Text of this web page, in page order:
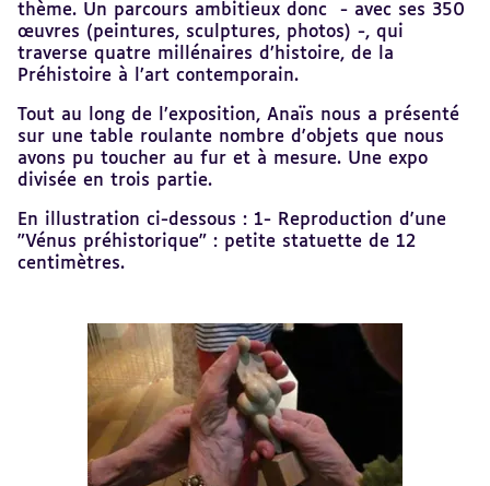
thème. Un parcours ambitieux donc - avec ses 350
œuvres (peintures, sculptures, photos) -, qui
traverse quatre millénaires d’histoire, de la
Préhistoire à l’art contemporain.
Tout au long de l’exposition, Anaïs nous a présenté
sur une table roulante nombre d'objets que nous
avons pu toucher au fur et à mesure. Une expo
divisée en trois partie.
En illustration ci-dessous : 1- Reproduction d'une
"Vénus préhistorique" : petite statuette de 12
centimètres.